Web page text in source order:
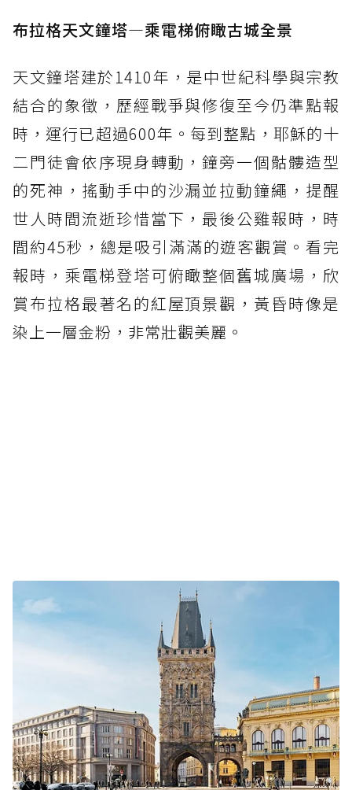
布拉格天文鐘塔—乘電梯俯瞰古城全景
天文鐘塔建於1410年，是中世紀科學與宗教
結合的象徵，歷經戰爭與修復至今仍準點報
時，運行已超過600年。每到整點，耶穌的十
二門徒會依序現身轉動，鐘旁一個骷髏造型
的死神，搖動手中的沙漏並拉動鐘繩，提醒
世人時間流逝珍惜當下，最後公雞報時，時
間約45秒，總是吸引滿滿的遊客觀賞。看完
報時，乘電梯登塔可俯瞰整個舊城廣場，欣
賞布拉格最著名的紅屋頂景觀，黃昏時像是
染上一層金粉，非常壯觀美麗。